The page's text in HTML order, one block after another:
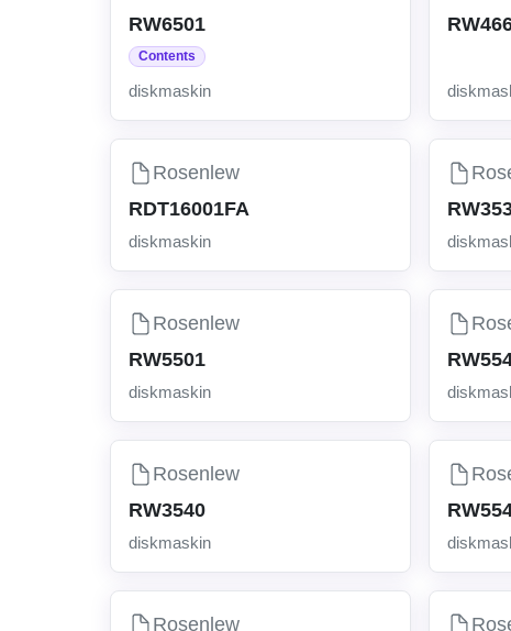
RW6501
Contents
diskmaskin
Rosenlew
RDT16001FA
diskmaskin
Rosenlew
RW5501
diskmaskin
Rosenlew
RW3540
diskmaskin
Rosenlew